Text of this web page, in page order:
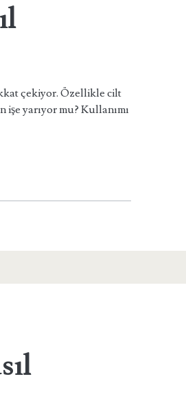
çekiyor. Özellikle cilt
yarıyor mu? Kullanımı